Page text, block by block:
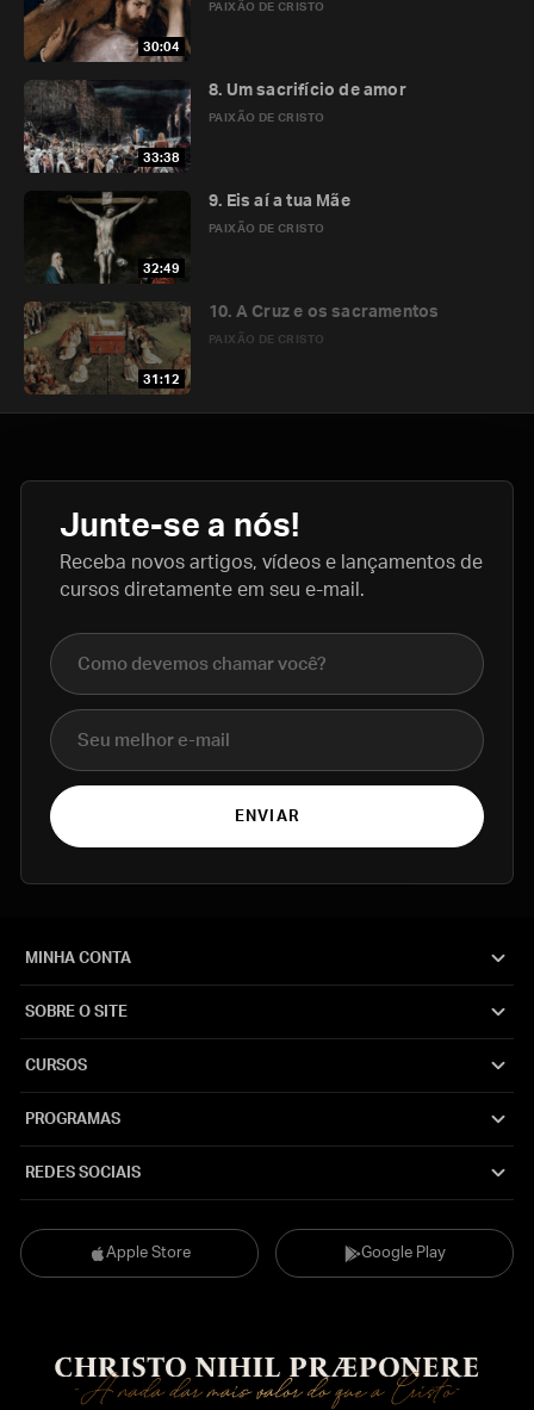
30:04
PAIXÃO DE CRISTO
33:38
PAIXÃO DE CRISTO
8. Um sacrifício de amor
32:49
PAIXÃO DE CRISTO
9. Eis aí a tua Mãe
31:12
PAIXÃO DE CRISTO
10. A Cruz e os sacramentos
Junte-se a nós!
Receba novos artigos, vídeos e lançamentos de
cursos diretamente em seu e-mail.
Nome completo
E-mail
ENVIAR
Apple Store Google Play
MINHA CONTA
SOBRE O SITE
CURSOS
PROGRAMAS
REDES SOCIAIS